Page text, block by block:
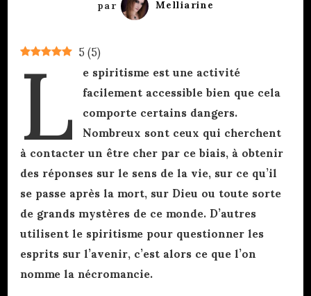
5(5)
L e spiritisme est une activité
facilement accessible bien que cela
comporte certains dangers.
Nombreux sont ceux qui cherchent
à contacter un être cher par ce biais, à obtenir
des réponses sur le sens de la vie, sur ce qu’il
se passe après la mort, sur Dieu ou toute sorte
de grands mystères de ce monde. D’autres
utilisent le spiritisme pour questionner les
esprits sur l’avenir, c’est alors ce que l’on
nomme la nécromancie.